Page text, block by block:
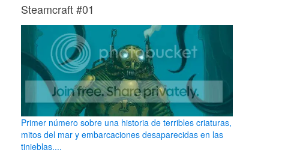
Steamcraft #01
Primer número sobre una historia de terribles criaturas,
mitos del mar y embarcaciones desaparecidas en las
tinieblas....